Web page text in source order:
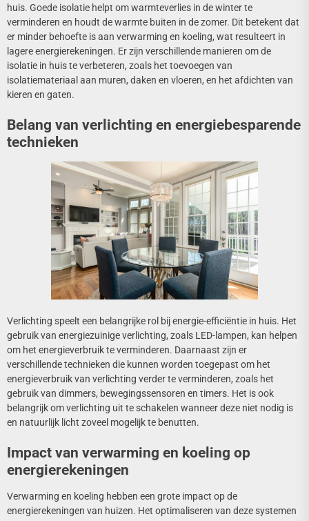
huis. Goede isolatie helpt om warmteverlies in de winter te
verminderen en houdt de warmte buiten in de zomer. Dit betekent dat
er minder behoefte is aan verwarming en koeling, wat resulteert in
lagere energierekeningen. Er zijn verschillende manieren om de
isolatie in huis te verbeteren, zoals het toevoegen van
isolatiemateriaal aan muren, daken en vloeren, en het afdichten van
kieren en gaten.
Belang van verlichting en energiebesparende
technieken
Verlichting speelt een belangrijke rol bij energie-efficiëntie in huis. Het
gebruik van energiezuinige verlichting, zoals LED-lampen, kan helpen
om het energieverbruik te verminderen. Daarnaast zijn er
verschillende technieken die kunnen worden toegepast om het
energieverbruik van verlichting verder te verminderen, zoals het
gebruik van dimmers, bewegingssensoren en timers. Het is ook
belangrijk om verlichting uit te schakelen wanneer deze niet nodig is
en natuurlijk licht zoveel mogelijk te benutten.
Impact van verwarming en koeling op
energierekeningen
Verwarming en koeling hebben een grote impact op de
energierekeningen van huizen. Het optimaliseren van deze systemen